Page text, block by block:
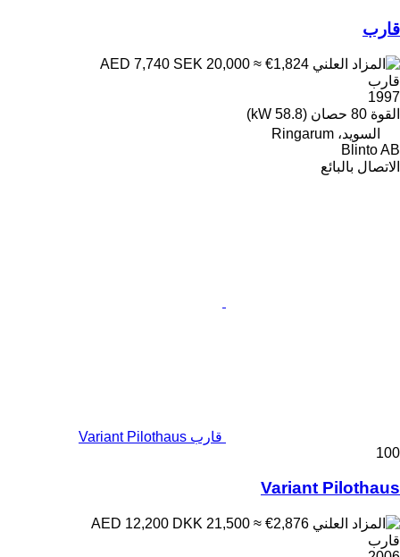
قارب
SEK 20,000 ≈ €1,824
قارب
1997
القوة 80 حصان (58.8 kW)
السويد، Ringarum
Blinto AB
الاتصال بالبائع
قارب Variant Pilothaus
100
Variant Pilothaus
DKK 21,500 ≈ €2,876
قارب